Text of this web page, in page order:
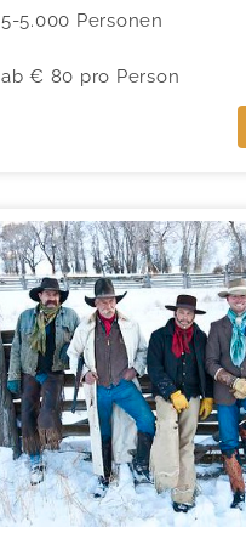
5-5.000 Personen
ab € 80 pro Person